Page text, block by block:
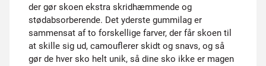
der gør skoen ekstra skridhæmmende og
stødabsorberende. Det yderste gummilag er
sammensat af to forskellige farver, der får skoen til
at skille sig ud, camouflerer skidt og snavs, og så
gør de hver sko helt unik, så dine sko ikke er magen